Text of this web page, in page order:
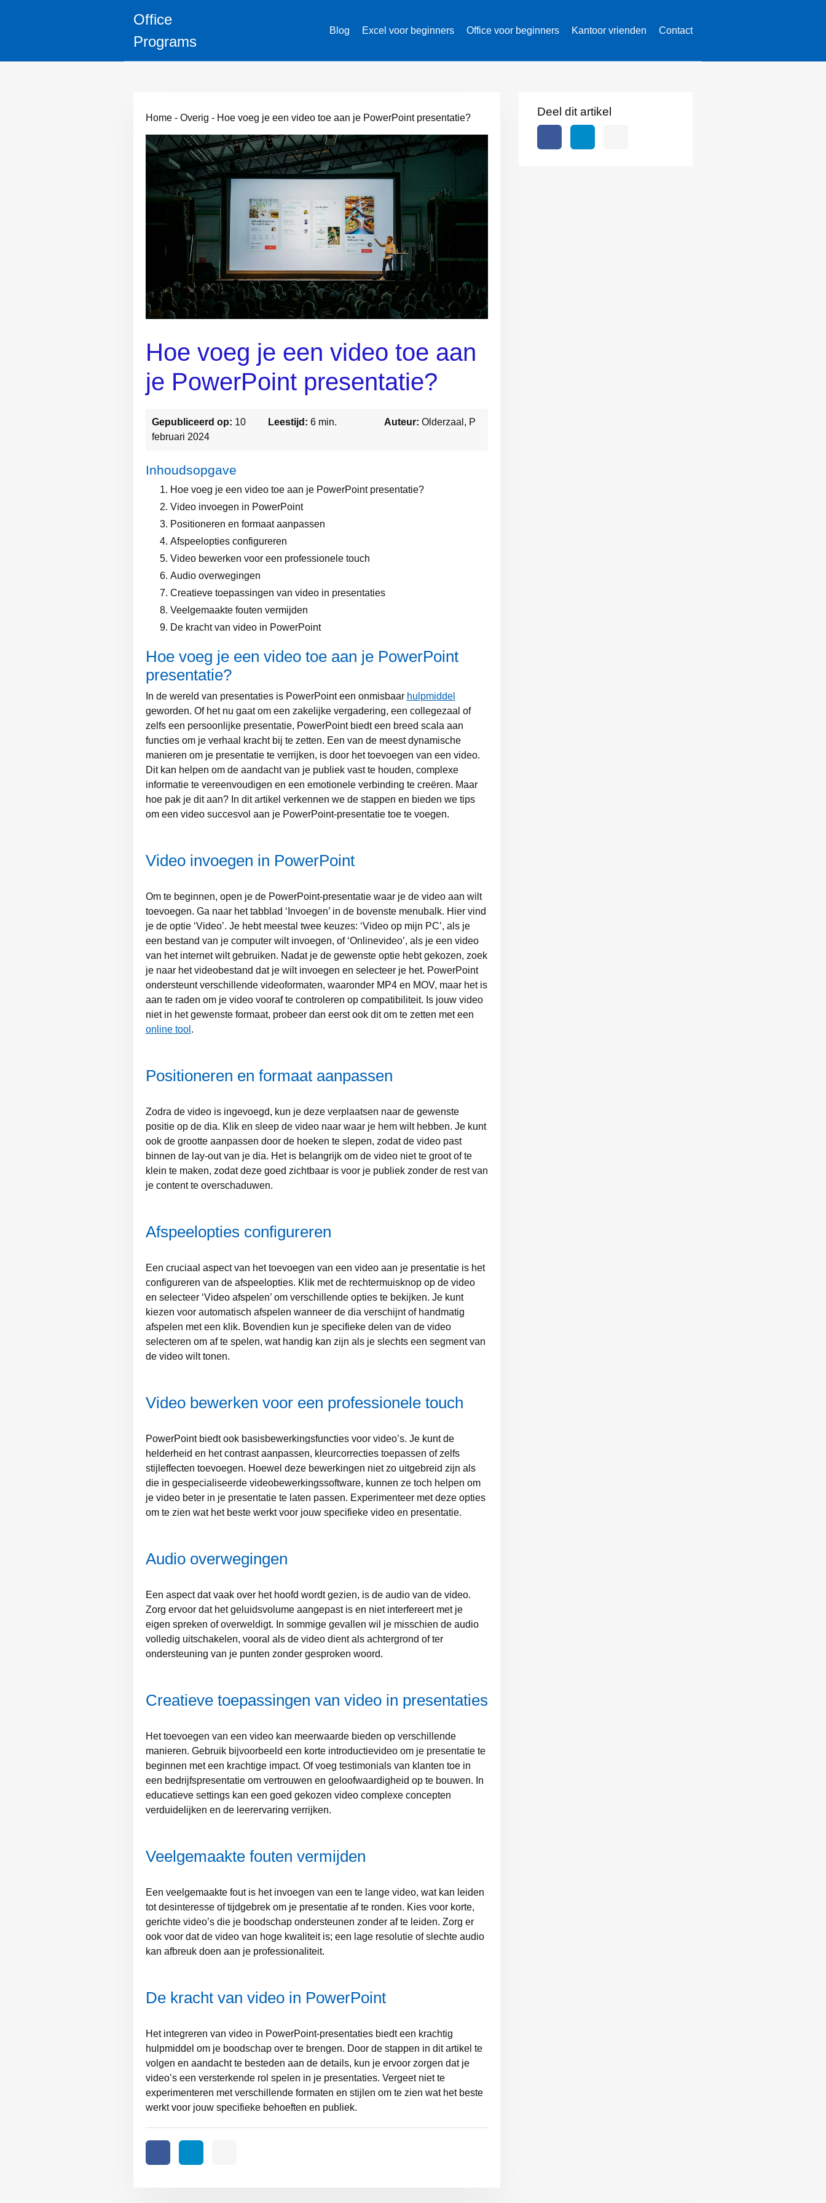
Office
Programs
Blog Excel voor beginners Office voor beginners Kantoor vrienden Contact
Home- Overig - Hoe voeg je een video toe aan je PowerPoint presentatie?
Hoe voeg je een video toe aan
je PowerPoint presentatie?
Gepubliceerd op: 10
februari 2024
Leestijd: 6 min. Auteur: Olderzaal, P
Inhoudsopgave
Hoe voeg je een video toe aan je PowerPoint presentatie?
Video invoegen in PowerPoint
Positioneren en formaat aanpassen
Afspeelopties configureren
Video bewerken voor een professionele touch
Audio overwegingen
Creatieve toepassingen van video in presentaties
Veelgemaakte fouten vermijden
De kracht van video in PowerPoint
Hoe voeg je een video toe aan je PowerPoint
presentatie?
In de wereld van presentaties is PowerPoint een onmisbaar hulpmiddel
geworden. Of het nu gaat om een zakelijke vergadering, een collegezaal of
zelfs een persoonlijke presentatie, PowerPoint biedt een breed scala aan
functies om je verhaal kracht bij te zetten. Een van de meest dynamische
manieren om je presentatie te verrijken, is door het toevoegen van een video.
Dit kan helpen om de aandacht van je publiek vast te houden, complexe
informatie te vereenvoudigen en een emotionele verbinding te creëren. Maar
hoe pak je dit aan? In dit artikel verkennen we de stappen en bieden we tips
om een video succesvol aan je PowerPoint-presentatie toe te voegen.
Video invoegen in PowerPoint
Om te beginnen, open je de PowerPoint-presentatie waar je de video aan wilt
toevoegen. Ga naar het tabblad ‘Invoegen’ in de bovenste menubalk. Hier vind
je de optie ‘Video’. Je hebt meestal twee keuzes: ‘Video op mijn PC’, als je
een bestand van je computer wilt invoegen, of ‘Onlinevideo’, als je een video
van het internet wilt gebruiken. Nadat je de gewenste optie hebt gekozen, zoek
je naar het videobestand dat je wilt invoegen en selecteer je het. PowerPoint
ondersteunt verschillende videoformaten, waaronder MP4 en MOV, maar het is
aan te raden om je video vooraf te controleren op compatibiliteit. Is jouw video
niet in het gewenste formaat, probeer dan eerst ook dit om te zetten met een
online tool .
Positioneren en formaat aanpassen
Zodra de video is ingevoegd, kun je deze verplaatsen naar de gewenste
positie op de dia. Klik en sleep de video naar waar je hem wilt hebben. Je kunt
ook de grootte aanpassen door de hoeken te slepen, zodat de video past
binnen de lay-out van je dia. Het is belangrijk om de video niet te groot of te
klein te maken, zodat deze goed zichtbaar is voor je publiek zonder de rest van
je content te overschaduwen.
Afspeelopties configureren
Een cruciaal aspect van het toevoegen van een video aan je presentatie is het
configureren van de afspeelopties. Klik met de rechtermuisknop op de video
en selecteer ‘Video afspelen’ om verschillende opties te bekijken. Je kunt
kiezen voor automatisch afspelen wanneer de dia verschijnt of handmatig
afspelen met een klik. Bovendien kun je specifieke delen van de video
selecteren om af te spelen, wat handig kan zijn als je slechts een segment van
de video wilt tonen.
Video bewerken voor een professionele touch
PowerPoint biedt ook basisbewerkingsfuncties voor video’s. Je kunt de
helderheid en het contrast aanpassen, kleurcorrecties toepassen of zelfs
stijleffecten toevoegen. Hoewel deze bewerkingen niet zo uitgebreid zijn als
die in gespecialiseerde videobewerkingssoftware, kunnen ze toch helpen om
je video beter in je presentatie te laten passen. Experimenteer met deze opties
om te zien wat het beste werkt voor jouw specifieke video en presentatie.
Audio overwegingen
Een aspect dat vaak over het hoofd wordt gezien, is de audio van de video.
Zorg ervoor dat het geluidsvolume aangepast is en niet interfereert met je
eigen spreken of overweldigt. In sommige gevallen wil je misschien de audio
volledig uitschakelen, vooral als de video dient als achtergrond of ter
ondersteuning van je punten zonder gesproken woord.
Creatieve toepassingen van video in presentaties
Het toevoegen van een video kan meerwaarde bieden op verschillende
manieren. Gebruik bijvoorbeeld een korte introductievideo om je presentatie te
beginnen met een krachtige impact. Of voeg testimonials van klanten toe in
een bedrijfspresentatie om vertrouwen en geloofwaardigheid op te bouwen. In
educatieve settings kan een goed gekozen video complexe concepten
verduidelijken en de leerervaring verrijken.
Veelgemaakte fouten vermijden
Een veelgemaakte fout is het invoegen van een te lange video, wat kan leiden
tot desinteresse of tijdgebrek om je presentatie af te ronden. Kies voor korte,
gerichte video’s die je boodschap ondersteunen zonder af te leiden. Zorg er
ook voor dat de video van hoge kwaliteit is; een lage resolutie of slechte audio
kan afbreuk doen aan je professionaliteit.
De kracht van video in PowerPoint
Het integreren van video in PowerPoint-presentaties biedt een krachtig
hulpmiddel om je boodschap over te brengen. Door de stappen in dit artikel te
volgen en aandacht te besteden aan de details, kun je ervoor zorgen dat je
video’s een versterkende rol spelen in je presentaties. Vergeet niet te
experimenteren met verschillende formaten en stijlen om te zien wat het beste
werkt voor jouw specifieke behoeften en publiek.
Deel dit artikel